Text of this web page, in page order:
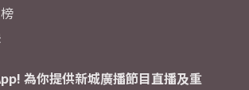
為你提供新城廣播節目直播及重